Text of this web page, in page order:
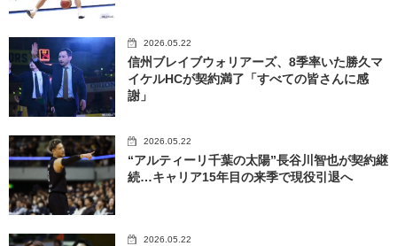
2026.05.22
信州ブレイブウォリアーズ、8季率いた勝久マ
イケルHCが契約満了「すべての皆さんに感
謝」
2026.05.22
“アルティーリ千葉の太陽”長谷川智也が契約継
続…キャリア15年目の来季で現役引退へ
2026.05.22